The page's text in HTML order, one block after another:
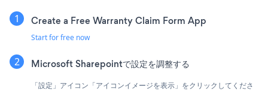
Create a Free Warranty Claim Form App
Start for free now
Microsoft Sharepointで設定を調整する
「設定」アイコン「アイコンイメージを表示」をクリックしてくださ